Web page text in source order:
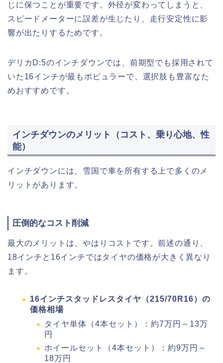
じに保つことが重要です。外径が変わってしまうと、
スピードメーターに誤差が生じたり、走行安定性に影
響が出たりするためです。
デリカD:5のインチダウンでは、前期型でも採用されて
いた16インチが最もポピュラーで、選択肢も豊富なた
めおすすめです。
インチダウンのメリット（コスト、乗り心地、性
能）
インチダウンには、雪国で車を所有する上で多くのメ
リットがあります。
圧倒的なコスト削減
最大のメリットは、やはりコストです。前述の通り、
18インチと16インチではタイヤの価格が大きく異なり
ます。
16インチスタッドレスタイヤ（215/70R16）の
価格相場
タイヤ単体（4本セット）：約7万円～13万
円
ホイールセット（4本セット）：約9万円～
18万円